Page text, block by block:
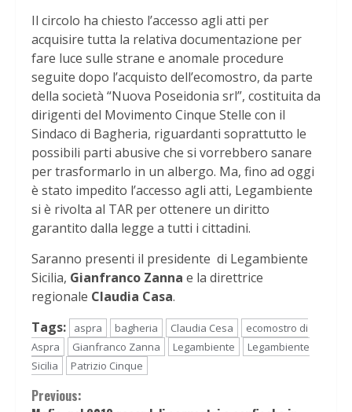
Il circolo ha chiesto l’accesso agli atti per
acquisire tutta la relativa documentazione per
fare luce sulle strane e anomale procedure
seguite dopo l’acquisto dell’ecomostro, da parte
della società “Nuova Poseidonia srl”, costituita da
dirigenti del Movimento Cinque Stelle con il
Sindaco di Bagheria, riguardanti soprattutto le
possibili parti abusive che si vorrebbero sanare
per trasformarlo in un albergo. Ma, fino ad oggi
è stato impedito l’accesso agli atti, Legambiente
si è rivolta al TAR per ottenere un diritto
garantito dalla legge a tutti i cittadini.
Saranno presenti il presidente di Legambiente
Sicilia, Gianfranco Zanna e la direttrice
regionale Claudia Casa.
Tags:
aspra bagheria Claudia Cesa
ecomostro di
Aspra
Gianfranco Zanna Legambiente
Legambiente
Sicilia
Patrizio Cinque
Continue
Previous: